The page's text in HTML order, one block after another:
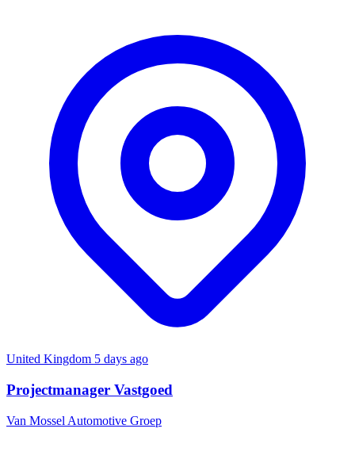
United Kingdom 5 days ago
Projectmanager Vastgoed
Van Mossel Automotive Groep